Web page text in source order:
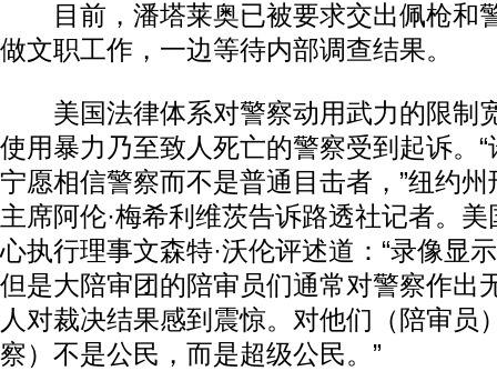
目前，潘塔莱奥已被要求交出佩枪和
做文职工作，一边等待内部调查结果。
美国法律体系对警察动用武力的限制
使用暴力乃至致人死亡的警察受到起诉。
宁愿相信警察而不是普通目击者，”纽约
主席阿伦·梅希利维茨告诉路透社记者。
心执行理事文森特·沃伦评述道：“录像显
但是大陪审团的陪审员们通常对警察作出
人对裁决结果感到震惊。对他们（陪审员
察）不是公民，而是超级公民。”